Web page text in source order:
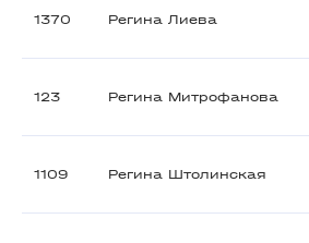
1370 Регина Лиева
123 Регина Митрофанова
1109 Регина Штолинская